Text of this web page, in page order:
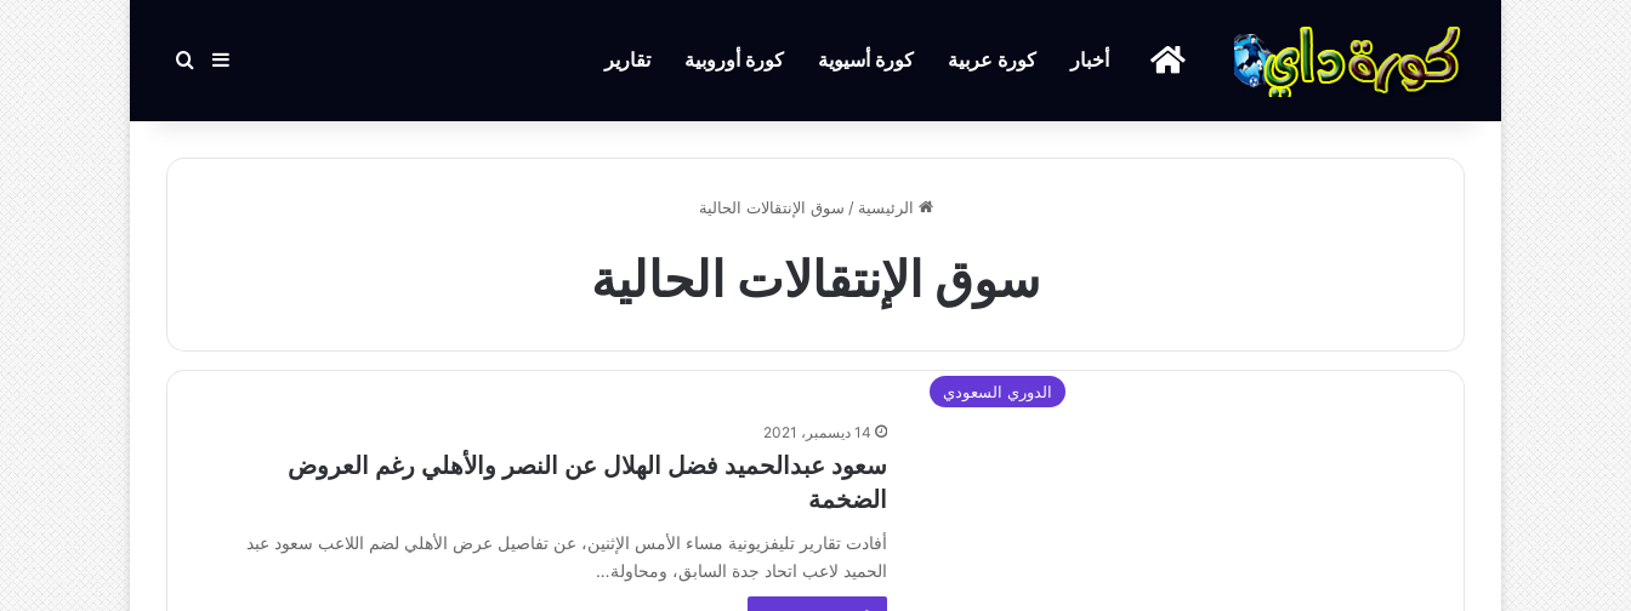
الرئيسية
أخبار كورة عربية كورة أسيوية كورة أوروبية تقارير إضافة عمود جانبي
بحث عن
الرئيسية / سوق الإنتقالات الحالية
سوق الإنتقالات الحالية
الدوري السعودي
14 ديسمبر، 2021
سعود عبدالحميد فضل الهلال عن النصر والأهلي رغم العروض
الضخمة
أفادت تقارير تليفزيونية مساء الأمس الإثنين، عن ‏تفاصيل عرض الأهلي لضم اللاعب سعود عبد
الحميد لاعب اتحاد جدة السابق، ومحاولة…